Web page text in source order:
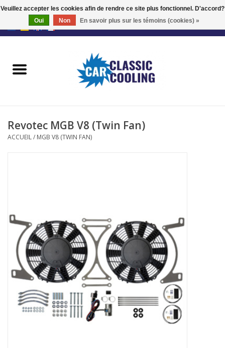
EUR/GBP 0 Articles - €0,00
Kits complets
Le régulateur
Revotec MGB V8 (Twin Fan)
ACCUEIL/ MGB V8 (TWIN FAN)
Veuillez accepter les cookies afin de rendre ce site plus fonctionnel. D'accord?
Oui
Non En savoir plus sur les témoins (cookies) »